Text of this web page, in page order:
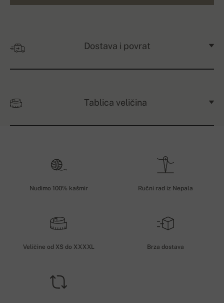
Dostava i povrat
Tablica veličina
Nudimo 100% kašmir Ručni rad iz Nepala
Veličine od XS do XXXXL Brza dostava